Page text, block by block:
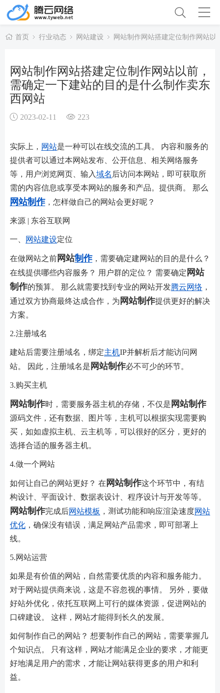
首页 行业动态 网站建设 网站制作网站搭建定位制作网站
网站制作网站搭建定位制作网站以前，
需确定一下建站的目的是什么制作卖东
西网站
2023-02-11 223
实际上， 网站是一种可以在线交流的工具。 内容和服务的
提供者可以通过本网站发布、公开信息、相关网络服务
等，用户浏览网页、输入 域名 后访问本网站，即可获取所
需的内容信息或享受本网站的服务和产品。提供商。 那么
网站制作，怎样做自己的网站会更好呢？
来源 | 东谷互联网
一、 网站建设定位
在做网站之前网站制作，需要确定建网站的目的是什么？
在线提供哪些内容服务？ 用户群的定位？ 需要确定 网站
制作的预算。 那么就需要找到专业的网站开发腾云网络
通过双方协商最终达成合作，为 网站制作提供更好的解决
方案。
2.注册域名
建站后需要注册域名，绑定主机 IP并解析后才能访问网
站。 因此，注册域名是 网站制作必不可少的环节。
3.购买主机
网站制作时，需要服务器主机的存储，不仅是 网站制作
源码文件，还有数据、图片等，主机可以根据实现需要购
买，如如虚拟主机、云主机等，可以很好的区分，更好的
选择合适的服务器主机。
4.做一个网站
如何让自己的网站更好？ 在 网站制作这个环节中，有结
构设计、平面设计、数据表设计、程序设计与开发等等。
网站制作完成后网站模板 ，测试功能和响应渲染速度网站
优化 ，确保没有错误，满足网站产品需求，即可部署上
线。
5.网站运营
如果是有价值的网站，自然需要优质的内容和服务能力。
对于网站提供商来说，这是不容忽视的事情。 另外，要做
好站外优化，依托互联网上可行的媒体资源，促进网站的
口碑建设。 这样，网站才能得到长久的发展。
如何制作自己的网站？ 想要制作自己的网站，需要掌握几
个知识点。 只有这样，网站才能满足企业的要求，才能更
好地满足用户的需求，才能让网站获得更多的用户和利
益。